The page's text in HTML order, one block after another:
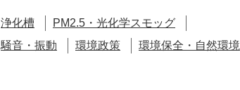
浄化槽
PM2.5・光化学スモッグ
騒音・振動
環境政策 環境保全・自然環境